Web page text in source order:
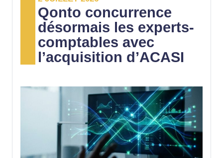
Qonto concurrence
désormais les experts-
comptables avec
l’acquisition d’ACASI